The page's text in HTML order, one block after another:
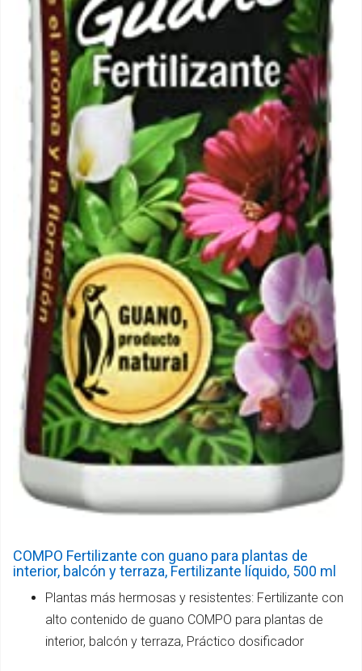
COMPO Fertilizante con guano para plantas de
interior, balcón y terraza, Fertilizante líquido, 500 ml
Plantas más hermosas y resistentes: Fertilizante con
alto contenido de guano COMPO para plantas de
interior, balcón y terraza, Práctico dosificador